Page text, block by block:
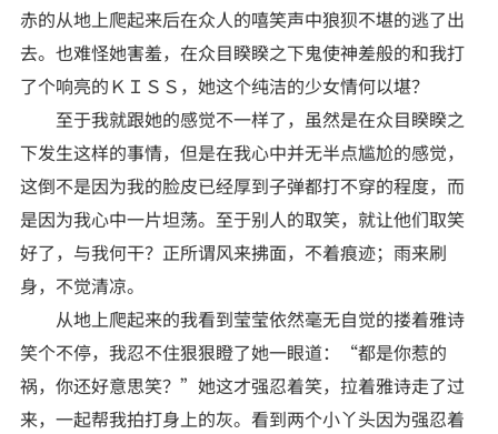
赤的从地上爬起来后在众人的嘻笑声中狼狈不堪的逃了出
去。也难怪她害羞，在众目睽睽之下鬼使神差般的和我打
了个响亮的ＫＩＳＳ，她这个纯洁的少女情何以堪？
至于我就跟她的感觉不一样了，虽然是在众目睽睽之
下发生这样的事情，但是在我心中并无半点尴尬的感觉，
这倒不是因为我的脸皮已经厚到子弹都打不穿的程度，而
是因为我心中一片坦荡。至于别人的取笑，就让他们取笑
好了，与我何干？正所谓风来拂面，不着痕迹；雨来刷
身，不觉清凉。
从地上爬起来的我看到莹莹依然毫无自觉的搂着雅诗
笑个不停，我忍不住狠狠瞪了她一眼道：“都是你惹的
祸，你还好意思笑？”她这才强忍着笑，拉着雅诗走了过
来，一起帮我拍打身上的灰。看到两个小丫头因为强忍着